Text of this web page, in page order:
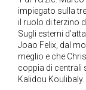
impiegato sulla
il ruolo di terzino
Sugli esterni
Joao Felix, dal
meglio e che
coppia di centrali
Kalidou